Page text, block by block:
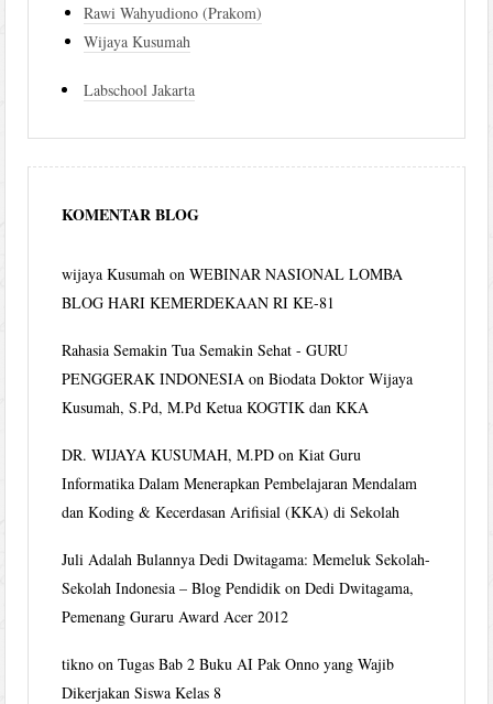
Rawi Wahyudiono (Prakom)
Wijaya Kusumah
Labschool Jakarta
KOMENTAR BLOG
wijaya Kusumah onWEBINAR NASIONAL LOMBA
BLOG HARI KEMERDEKAAN RI KE-81
Rahasia Semakin Tua Semakin Sehat - GURU
PENGGERAK INDONESIA onBiodata Doktor Wijaya
Kusumah, S.Pd, M.Pd Ketua KOGTIK dan KKA
DR. WIJAYA KUSUMAH, M.PD onKiat Guru
Informatika Dalam Menerapkan Pembelajaran Mendalam
dan Koding & Kecerdasan Arifisial (KKA) di Sekolah
Juli Adalah Bulannya Dedi Dwitagama: Memeluk Sekolah-
Sekolah Indonesia – Blog Pendidik onDedi Dwitagama,
Pemenang Guraru Award Acer 2012
tikno onTugas Bab 2 Buku AI Pak Onno yang Wajib
Dikerjakan Siswa Kelas 8